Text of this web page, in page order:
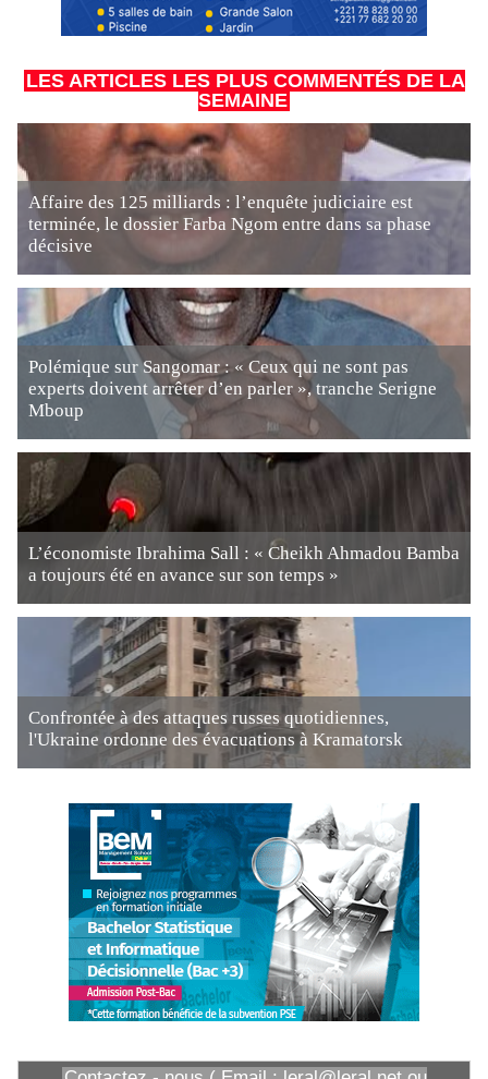
LES ARTICLES LES PLUS COMMENTÉS DE LA
SEMAINE
Affaire des 125 milliards : l’enquête judiciaire est
terminée, le dossier Farba Ngom entre dans sa phase
décisive
Polémique sur Sangomar : « Ceux qui ne sont pas
experts doivent arrêter d’en parler », tranche Serigne
Mboup
L’économiste Ibrahima Sall : « Cheikh Ahmadou Bamba
a toujours été en avance sur son temps »
Confrontée à des attaques russes quotidiennes,
l'Ukraine ordonne des évacuations à Kramatorsk